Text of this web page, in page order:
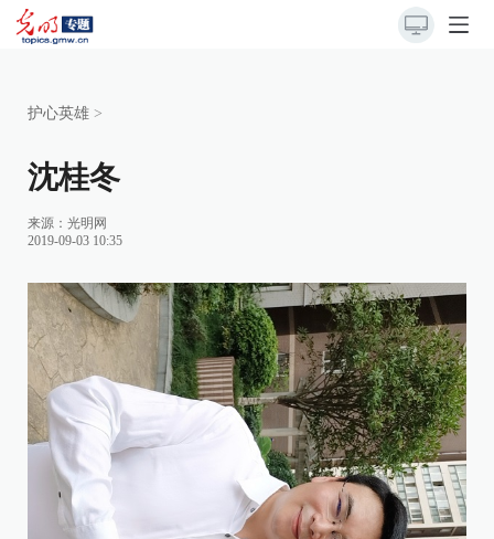
护心英雄 >
沈桂冬
来源：光明网
2019-09-03 10:35